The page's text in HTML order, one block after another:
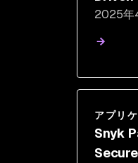
2025年
アプリ
Snyk